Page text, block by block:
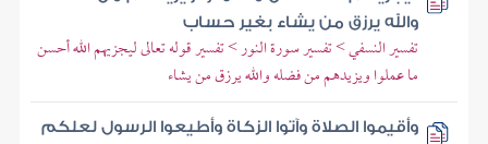
والله يرزق من يشاء بغير حساب
تفسير النسفي > تفسير سورة النور > تفسير قوله تعالى ليجزيهم الله أحسن
ما عملوا ويزيدهم من فضله والله يرزق من يشاء
وأقيموا الصلاة وآتوا الزكاة وأطيعوا الرسول لعلكم